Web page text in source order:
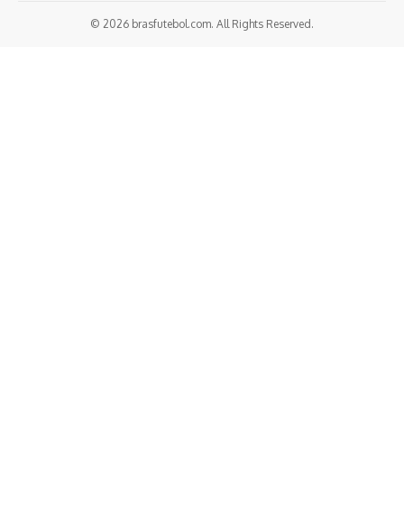
© 2026 brasfutebol.com. All Rights Reserved.